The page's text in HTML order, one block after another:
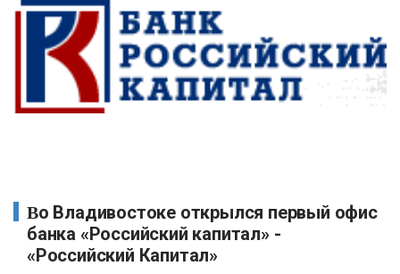
Во Владивостоке открылся первый офис
банка «Российский капитал» -
«Российский Капитал»